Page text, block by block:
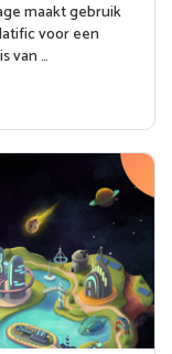
maakt gebruik
voor een
van …